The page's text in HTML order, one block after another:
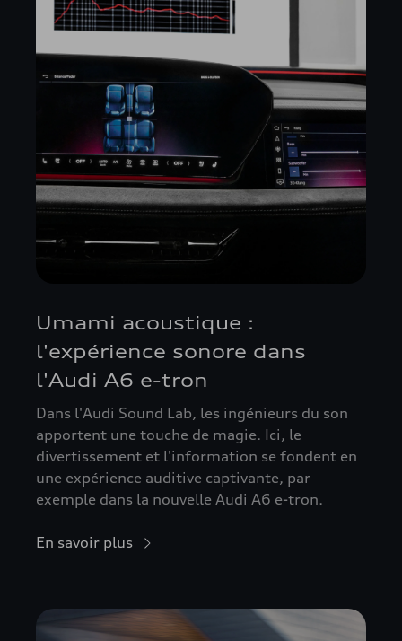
Umami acoustique :
l'expérience sonore dans
l'Audi A6 e-tron
Dans l'Audi Sound Lab, les ingénieurs du son
apportent une touche de magie. Ici, le
divertissement et l'information se fondent en
une expérience auditive captivante, par
exemple dans la nouvelle Audi A6 e-tron.
En savoir plus